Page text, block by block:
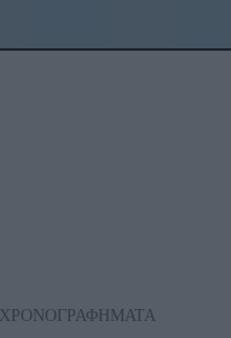
ΧΡΟΝΟΓΡΑΦΗΜΑΤΑ